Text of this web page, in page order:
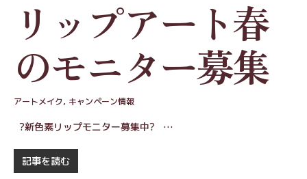
リップアート春
のモニター募集
アートメイク, キャンペーン情報
?新色素リップモニター募集中? …
記事を読む